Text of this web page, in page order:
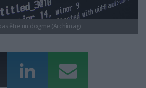
être un dogme (Archimag)